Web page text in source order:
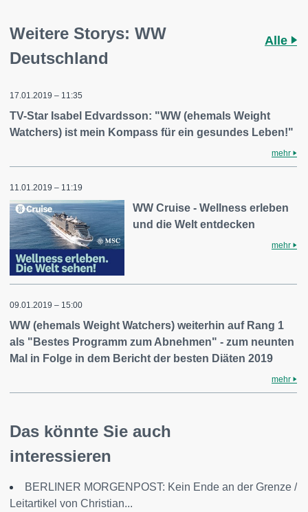
Weitere Storys: WW
Deutschland
Alle
17.01.2019 – 11:35
TV-Star Isabel Edvardsson: "WW (ehemals Weight
Watchers) ist mein Kompass für ein gesundes Leben!"
mehr
11.01.2019 – 11:19
WW Cruise - Wellness erleben
und die Welt entdecken
mehr
09.01.2019 – 15:00
WW (ehemals Weight Watchers) weiterhin auf Rang 1
als "Bestes Programm zum Abnehmen" - zum neunten
Mal in Folge in dem Bericht der besten Diäten 2019
mehr
Das könnte Sie auch
interessieren
BERLINER MORGENPOST: Kein Ende an der Grenze /
Leitartikel von Christian...